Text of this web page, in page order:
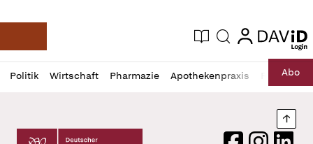
Deutsche Apotheker Zeitung
Aktuelle Ausgabe
Suche login
login
Politik Wirtschaft Pharmazie Apothekenpraxis RechtAbo
Profil
öffnen
Daz
Pur
Deutscher Apotheker Verlag Logo
FacebookInstagram